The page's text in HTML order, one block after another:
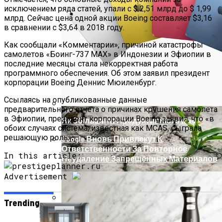
Телескоп «Хаббл» Показал Необычную
Галактику
Ученые Назвали Новую Смертельную
Як Збільшити Продуктивність IPad
Google Вновь Привлекут К
Ответственности За Повторное
Неудаление Запрещённых Материалов
исключением ряда статей, упали с $ 2,51 млрд до $ 1,99
млрд. Сейчас цена одной акции Boeing составляет $3,16
в сравнении с $3,64 в 2018 году.
Как сообщали «Комментарии», причиной катастрофы
самолетов «Боинг-737 MAX» в Индонезии и Эфиопии в
последние месяцы стала некорректная работа
программного обеспечения. Об этом заявил президент
корпорации Boeing Деннис Мюиленбург.
Ссылаясь на опубликованные данные
предварительного отчета о причинах крушения самолета
в Эфиопии, президент корпорации Boeing заявил, что «в
обоих случаях система, известная как MCAS, сыграла
решающую роль».
In this article:
Advertisement
Trending